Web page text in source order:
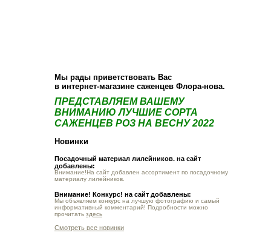
Мы рады приветствовать Вас
в интернет-магазине саженцев Флора-нова.
ПРЕДСТАВЛЯЕМ ВАШЕМУ
ВНИМАНИЮ ЛУЧШИЕ СОРТА
САЖЕНЦЕВ РОЗ НА ВЕСНУ 2022
Новинки
Посадочный материал лилейников. на сайт
добавлены:
Внимание!На сайт добавлен ассортимент по посадочному
материалу лилейников.
Внимание! Конкурс! на сайт добавлены:
Мы объявляем конкурс на лучшую фотографию и самый
информативный комментарий! Подробности можно
прочитать здесь
Смотреть все новинки